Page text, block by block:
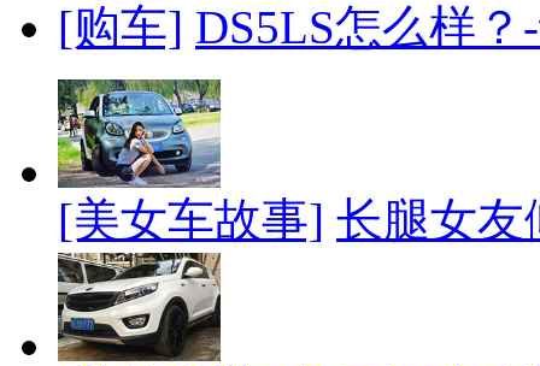
[购车] DS5LS怎么样
[美女车故事] 长腿女友